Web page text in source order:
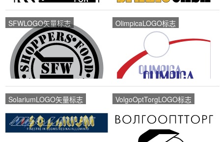
SFWLOGO矢量标志 OlimpicaLOGO标志
SolariumLOGO矢量标志 VolgoOptTorgLOGO标志